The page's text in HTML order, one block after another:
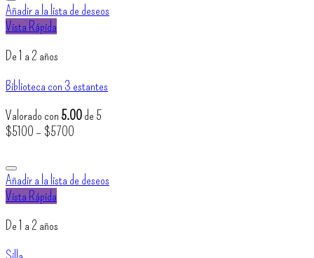
era:
$310.
es:
$270.
Añadir a la lista de deseos
Vista Rápida
De 1 a 2 años
Biblioteca con 3 estantes
Valorado con 5.00de 5
$5100 – $5700
Añadir a la lista de deseos
Vista Rápida
De 1 a 2 años